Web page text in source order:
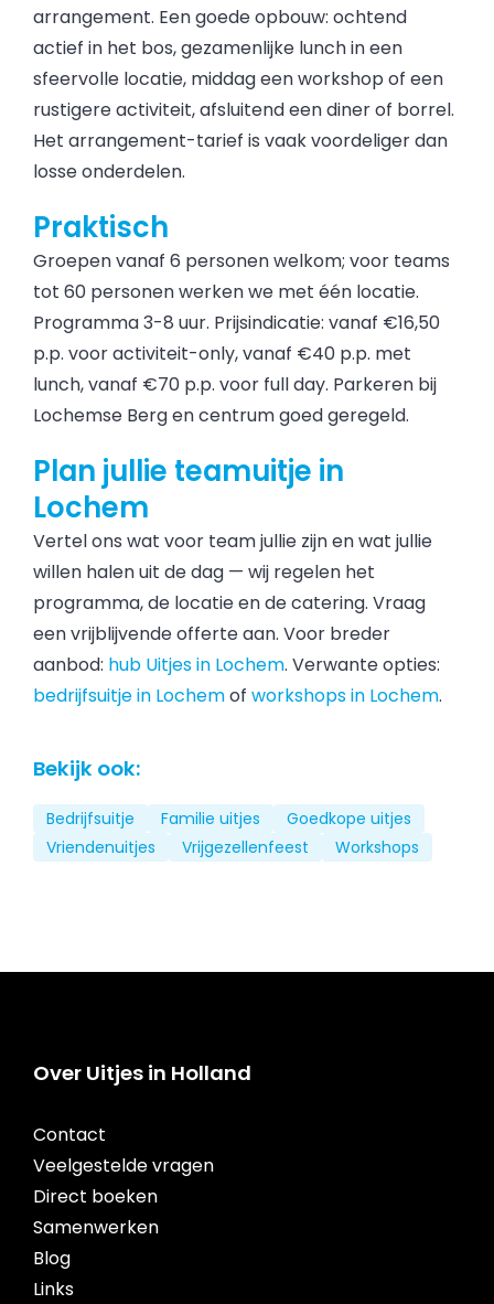
arrangement. Een goede opbouw: ochtend
actief in het bos, gezamenlijke lunch in een
sfeervolle locatie, middag een workshop of een
rustigere activiteit, afsluitend een diner of borrel.
Het arrangement-tarief is vaak voordeliger dan
losse onderdelen.
Praktisch
Groepen vanaf 6 personen welkom; voor teams
tot 60 personen werken we met één locatie.
Programma 3-8 uur. Prijsindicatie: vanaf €16,50
p.p. voor activiteit-only, vanaf €40 p.p. met
lunch, vanaf €70 p.p. voor full day. Parkeren bij
Lochemse Berg en centrum goed geregeld.
Plan jullie teamuitje in
Lochem
Vertel ons wat voor team jullie zijn en wat jullie
willen halen uit de dag — wij regelen het
programma, de locatie en de catering. Vraag
een vrijblijvende offerte aan. Voor breder
aanbod: hub Uitjes in Lochem. Verwante opties:
bedrijfsuitje in Lochemof workshops in Lochem.
Bekijk ook:
Bedrijfsuitje Familie uitjes
Goedkope uitjes
Vriendenuitjes
Vrijgezellenfeest Workshops
Over Uitjes in Holland
Contact
Veelgestelde vragen
Direct boeken
Samenwerken
Blog
Links